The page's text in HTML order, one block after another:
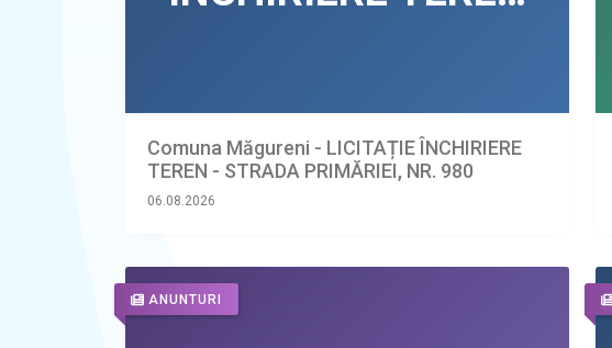
Comuna Măgureni - LICITAȚIE ÎNCHIRIERE
TEREN - STRADA PRIMĂRIEI, NR. 980
06.08.2026
ANUNTURI